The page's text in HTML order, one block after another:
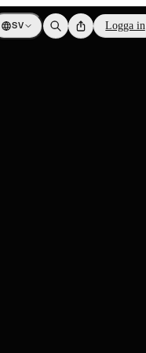
SV Logga in